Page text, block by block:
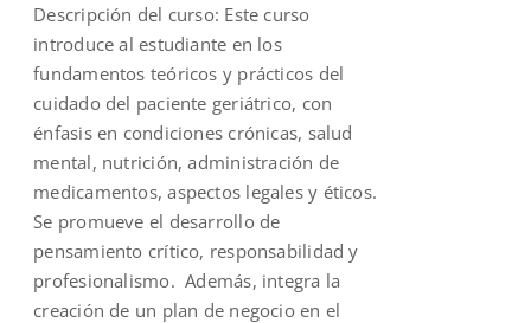
$1,100.00.$800.00.
Descripción del curso: Este curso
introduce al estudiante en los
fundamentos teóricos y prácticos del
cuidado del paciente geriátrico, con
énfasis en condiciones crónicas, salud
mental, nutrición, administración de
medicamentos, aspectos legales y éticos.
Se promueve el desarrollo de
pensamiento crítico, responsabilidad y
profesionalismo. Además, integra la
creación de un plan de negocio en el